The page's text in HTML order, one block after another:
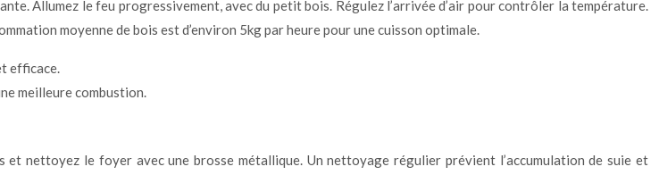
Allumez le feu progressivement, avec du petit bois. Régulez l’arrivée d’air pour contrôler la température.
moyenne de bois est d’environ 5kg par heure pour une cuisson optimale.
efficace.
meilleure combustion.
nettoyez le foyer avec une brosse métallique. Un nettoyage régulier prévient l’accumulation de suie et